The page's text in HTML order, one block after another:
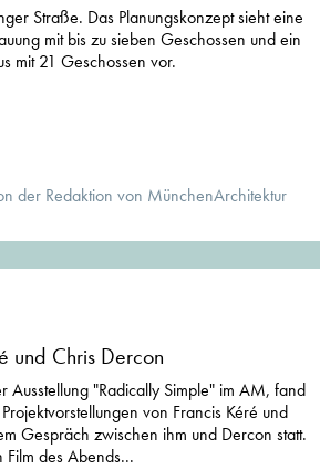
Straße. Das Planungskonzept sieht eine
mit bis zu sieben Geschossen und ein
mit 21 Geschossen vor.
der Redaktion von MünchenArchitektur
und Chris Dercon
Ausstellung "Radically Simple" im AM, fand
von Francis Kéré und
Gespräch zwischen ihm und Dercon statt.
Film des Abends...